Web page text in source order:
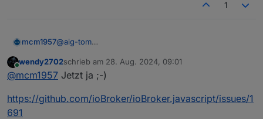
1
mcm1957@aig-tom
sehen können.
Ohne issue wird es sicher keinen Fix geben da der
Online
wendy2702schrieb am 28. Aug. 2024, 09:01
zuletzt editiert von
@mcm1957 Jetzt ja ;-)
https://github.com/ioBroker/ioBroker.javascript/issues/1
691